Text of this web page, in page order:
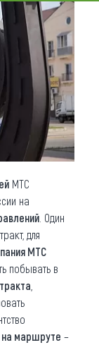
МТС
на
. Один
для
МТС
побывать в
на маршруте –